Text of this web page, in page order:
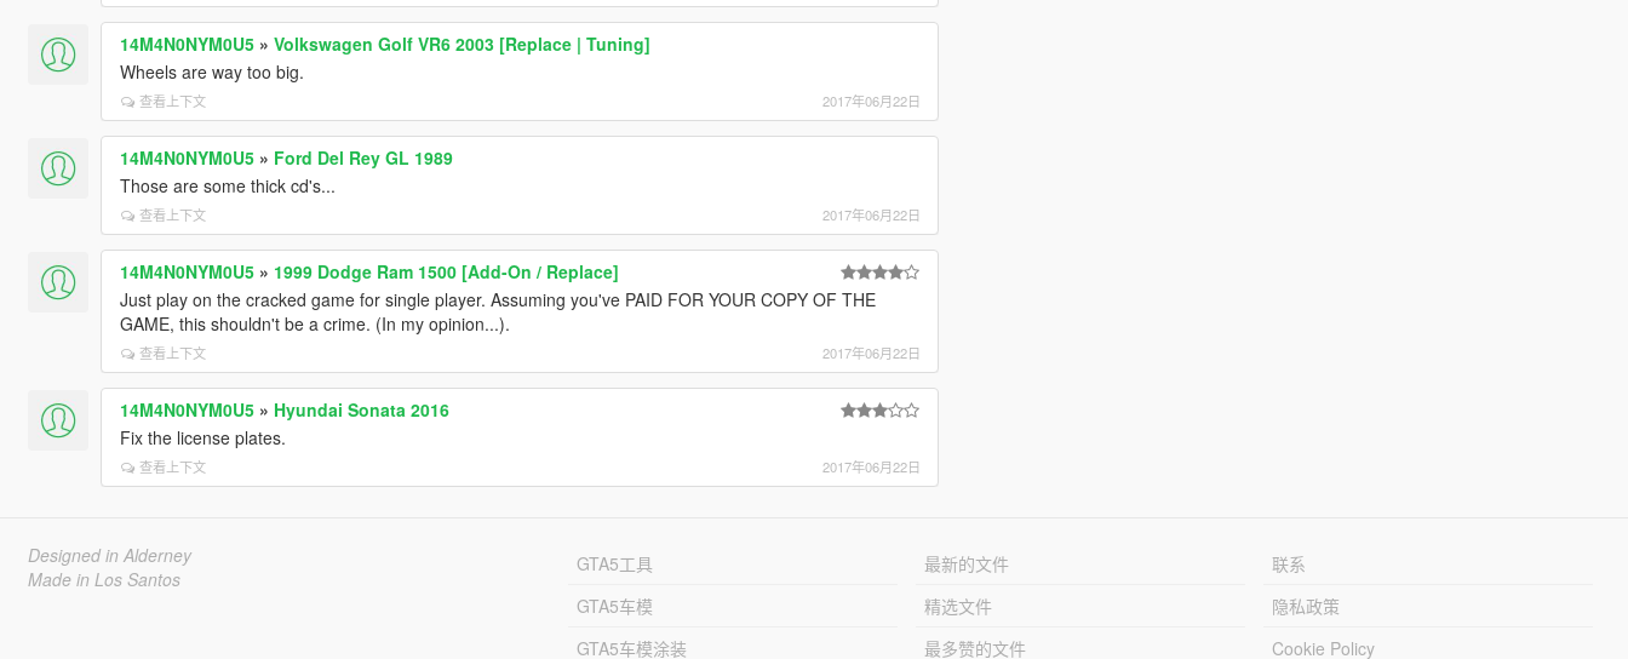
14M4N0NYM0U5» Volkswagen Golf VR6 2003 [Replace | Tuning]
Wheels are way too big.
查看上下文 2017年06月22日
14M4N0NYM0U5» Ford Del Rey GL 1989
Those are some thick cd's...
查看上下文 2017年06月22日
14M4N0NYM0U5» 1999 Dodge Ram 1500 [Add-On / Replace]
Just play on the cracked game for single player. Assuming you've PAID FOR YOUR COPY OF THE
GAME, this shouldn't be a crime. (In my opinion...).
查看上下文 2017年06月22日
14M4N0NYM0U5» Hyundai Sonata 2016
Fix the license plates.
查看上下文 2017年06月22日
Designed in Alderney
Made in Los Santos
GTA5工具
GTA5车模
GTA5车模涂装
最新的文件
精选文件
最多赞的文件
联系
隐私政策
Cookie Policy